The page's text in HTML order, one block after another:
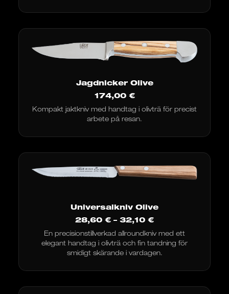
Jagdnicker Olive
174,00 €
Kompakt jaktkniv med handtag i olivträ för precist
arbete på resan.
Universalkniv Olive
28,60 € – 32,10 €Prisintervall:
€
till
32,10
En precisionstillverkad allroundkniv med ett
elegant handtag i olivträ och fin tandning för
smidigt skärande i vardagen.